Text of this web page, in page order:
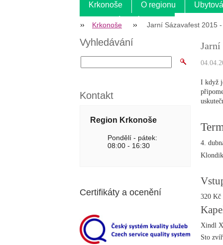
Krkonoše O regionu
Krkonoše Jarní Sázavafest 2015
Jarní
I když
4.
320 Kč
Xindl X
Sto
Vyhledávání
Kontakt
Region Krkonoše
Pondělí - pátek:
08:00 - 16:30
Certifikáty a ocenění